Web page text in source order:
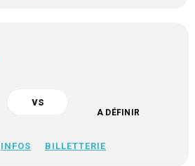
vs
A DÉFINIR
INFOS BILLETTERIE